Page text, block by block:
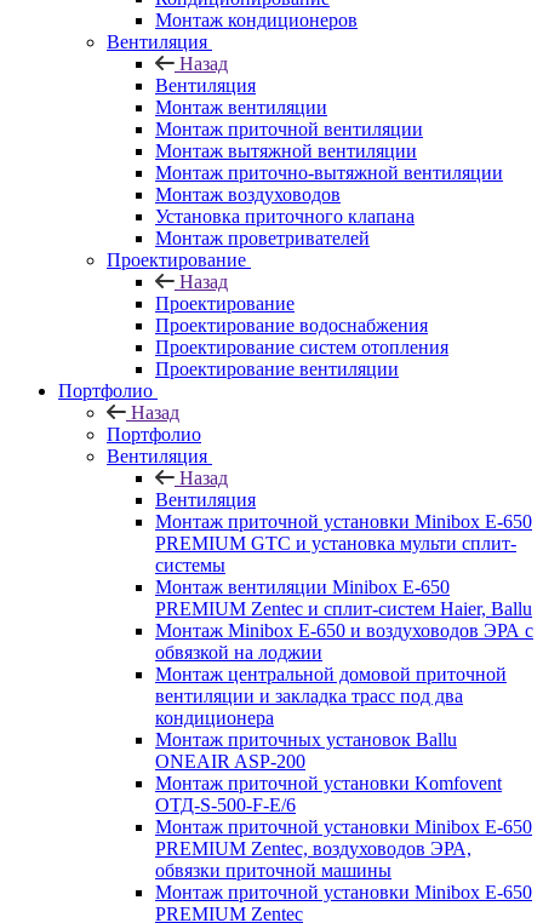
Монтаж кондиционеров
Вентиляция
Назад
Вентиляция
Монтаж вентиляции
Монтаж приточной вентиляции
Монтаж вытяжной вентиляции
Монтаж приточно-вытяжной вентиляции
Монтаж воздуховодов
Установка приточного клапана
Монтаж проветривателей
Проектирование
Назад
Проектирование
Проектирование водоснабжения
Проектирование систем отопления
Проектирование вентиляции
Портфолио
Назад
Портфолио
Вентиляция
Назад
Вентиляция
Монтаж приточной установки Minibox E-650
PREMIUM GTC и установка мульти сплит-
системы
Монтаж вентиляции Minibox E-650
PREMIUM Zentec и сплит-систем Haier, Ballu
Монтаж Minibox E-650 и воздуховодов ЭРА с
обвязкой на лоджии
Монтаж центральной домовой приточной
вентиляции и закладка трасс под два
кондиционера
Монтаж приточных установок Ballu
ONEAIR ASP-200
Монтаж приточной установки Komfovent
ОТД-S-500-F-E/6
Монтаж приточной установки Minibox E-650
PREMIUM Zentec, воздуховодов ЭРА,
обвязки приточной машины
Монтаж приточной установки Minibox E-650
PREMIUM Zentec